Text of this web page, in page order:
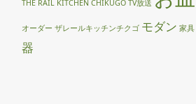
THE RAIL KITCHEN CHIKUGO TV放送
オーダー ザレールキッチンチクゴ モダン 家具
器